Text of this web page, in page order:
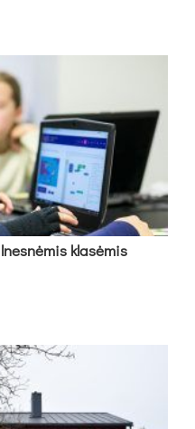
kla­sė­mis